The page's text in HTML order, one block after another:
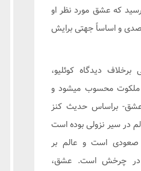
که عشق مورد نظر او
و اساساً جهتی برایش
دیدگاه کوئلیو،
محسوب میشود و
براساس حدیث کنز
در سیر نزولی بوده است
است و عالم بر
چرخش است. عشق،